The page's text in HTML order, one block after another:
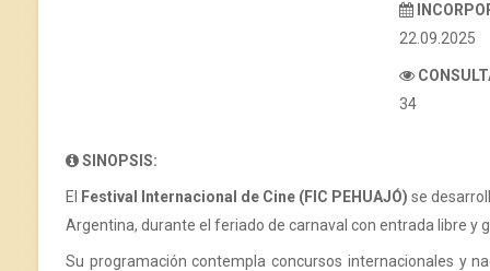
22.09.2025
34
SINOPSIS:
El Festival Internacional de Cine (FIC PEHUAJÓ) se
Argentina, durante el feriado de carnaval con entrada libre y
Su programación contempla concursos internacionales y